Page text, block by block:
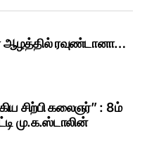
ஆழத்தில் ரவுண்டானா…
சிற்பி கலைஞர்” : 8ம்
மு.க.ஸ்டாலின்